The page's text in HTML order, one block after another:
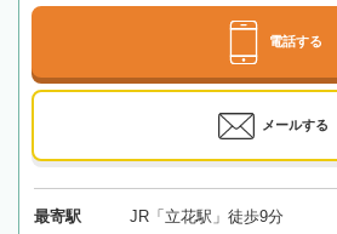
電話する
メールする
最寄駅 JR「立花駅」徒歩9分